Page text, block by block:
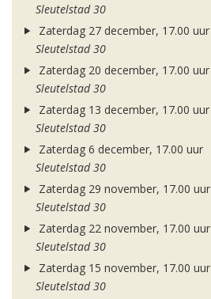
Sleutelstad 30
Zaterdag 27 december, 17.00 uur
Sleutelstad 30
Zaterdag 20 december, 17.00 uur
Sleutelstad 30
Zaterdag 13 december, 17.00 uur
Sleutelstad 30
Zaterdag 6 december, 17.00 uur
Sleutelstad 30
Zaterdag 29 november, 17.00 uur
Sleutelstad 30
Zaterdag 22 november, 17.00 uur
Sleutelstad 30
Zaterdag 15 november, 17.00 uur
Sleutelstad 30